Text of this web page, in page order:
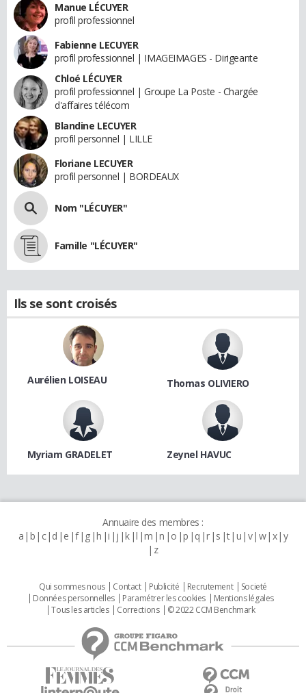
Manue LÉCUYER
profil professionnel
Fabienne LECUYER
profil professionnel | IMAGEIMAGES - Dirigeante
Chloé LÉCUYER
profil professionnel | Groupe La Poste - Chargée
d'affaires télécom
Blandine LECUYER
profil personnel | LILLE
Floriane LECUYER
profil personnel | BORDEAUX
Nom "LÉCUYER"
Famille "LÉCUYER"
Ils se sont croisés
Aurélien LOISEAU Thomas OLIVIERO
Myriam GRADELET Zeynel HAVUC
Annuaire des membres :
a b c d e f g h i j k l m n o p q r s t u v w x y
z
Qui sommes nous Contact Publicité Recrutement
Societé
Données personnelles
Paramétrer les cookies
Mentions légales
Tous les articles
Corrections © 2022 CCM Benchmark